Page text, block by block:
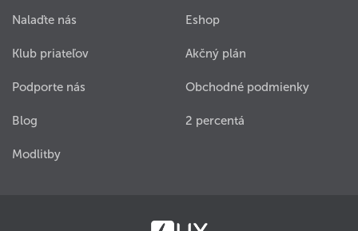
Nalaďte nás
Klub priateľov
Podporte nás
Blog
Modlitby
Eshop
Akčný plán
Obchodné podmienky
2 percentá